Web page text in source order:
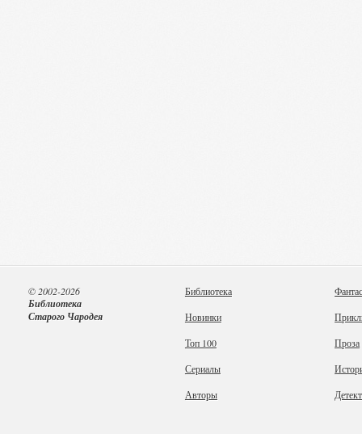
Библиотека
Новинки
Топ 100
Сериалы
Авторы
Проза
© 2002-2026
Библиотека
Старого Чародея